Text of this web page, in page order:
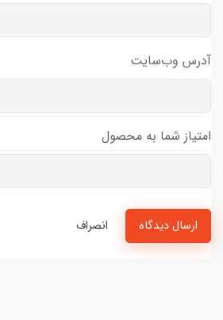
آدرس وب‌سایت
امتیاز شما به محصول
ارسال دیدگاه انصراف